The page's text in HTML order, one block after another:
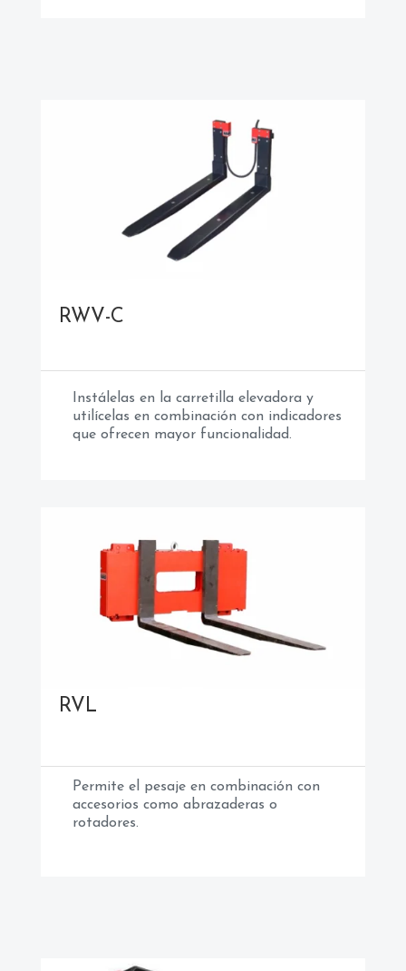
RWV-C
Instálelas en la carretilla elevadora y
utilícelas en combinación con indicadores
que ofrecen mayor funcionalidad.
RVL
Permite el pesaje en combinación con
accesorios como abrazaderas o
rotadores.